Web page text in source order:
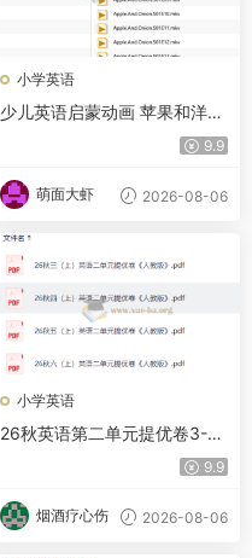
小学英语
少儿英语启蒙动画 苹果和洋葱
9.9
萌面大虾 2026-08-06
小学英语
26秋英语第二单元提优卷3-6
9.9
烟酒疗心伤 2026-08-06